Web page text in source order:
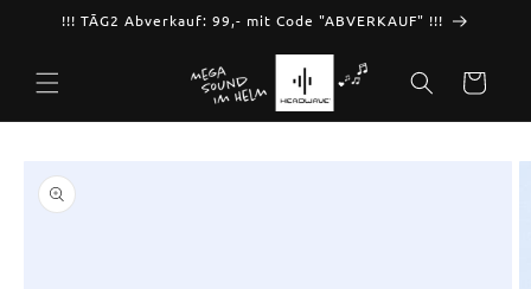
Skip to
!!! TĀG2 Abverkauf: 99,- mit Code "ABVERKAUF" !!!
Cart
product
information